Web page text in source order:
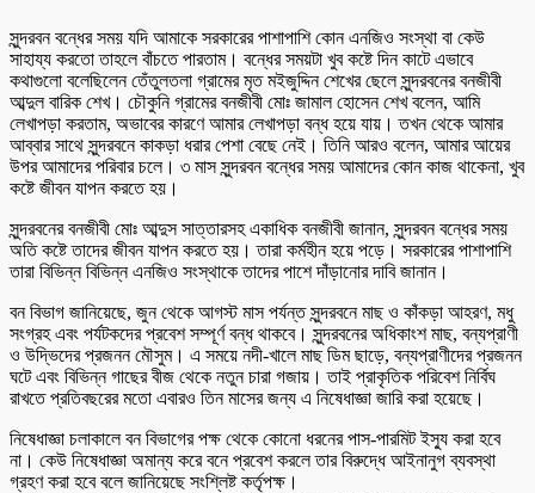
সুন্দরবন বন্ধের সময় যদি আমাকে সরকারের পাশাপাশি কোন এনজিও সংস্থা বা কেউ
সাহায্য করতো তাহলে বাঁচতে পারতাম। বন্ধের সময়টা খুব কষ্টে দিন কাটে এভাবে
কথাগুলো বলেছিলেন তেঁতুলতলা গ্রামের মৃত মইজুদ্দিন শেখের ছেলে সুন্দরবনের বনজীবী
আব্দুল বারিক শেখ। চৌকুনি গ্রামের বনজীবী মোঃ জামাল হোসেন শেখ বলেন, আমি
লেখাপড়া করতাম, অভাবের কারণে আমার লেখাপড়া বন্ধ হয়ে যায়। তখন থেকে আমার
আব্বার সাথে সুন্দরবনে কাকড়া ধরার পেশা বেছে নেই। তিনি আরও বলেন, আমার আয়ের
উপর আমাদের পরিবার চলে। ৩ মাস সুন্দরবন বন্ধের সময় আমাদের কোন কাজ থাকেনা, খুব
কষ্টে জীবন যাপন করতে হয়।
সুন্দরবনের বনজীবী মোঃ আব্দুস সাত্তারসহ একাধিক বনজীবী জানান, সুন্দরবন বন্ধের সময়
অতি কষ্টে তাদের জীবন যাপন করতে হয়। তারা কর্মহীন হয়ে পড়ে। সরকারের পাশাপাশি
তারা বিভিন্ন বিভিন্ন এনজিও সংস্থাকে তাদের পাশে দাঁড়ানোর দাবি জানান।
বন বিভাগ জানিয়েছে, জুন থেকে আগস্ট মাস পর্যন্ত সুন্দরবনে মাছ ও কাঁকড়া আহরণ, মধু
সংগ্রহ এবং পর্যটকদের প্রবেশ সম্পূর্ণ বন্ধ থাকবে। সুন্দরবনের অধিকাংশ মাছ, বন্যপ্রাণী
ও উদ্ভিদের প্রজনন মৌসুম। এ সময়ে নদী-খালে মাছ ডিম ছাড়ে, বন্যপ্রাণীদের প্রজনন
ঘটে এবং বিভিন্ন গাছের বীজ থেকে নতুন চারা গজায়। তাই প্রাকৃতিক পরিবেশ নির্বিঘ
রাখতে প্রতিবছরের মতো এবারও তিন মাসের জন্য এ নিষেধাজ্ঞা জারি করা হয়েছে।
নিষেধাজ্ঞা চলাকালে বন বিভাগের পক্ষ থেকে কোনো ধরনের পাস-পারমিট ইস্যু করা হবে
না। কেউ নিষেধাজ্ঞা অমান্য করে বনে প্রবেশ করলে তার বিরুদ্ধে আইনানুগ ব্যবস্থা
গ্রহণ করা হবে বলে জানিয়েছে সংশ্লিষ্ট কর্তৃপক্ষ।